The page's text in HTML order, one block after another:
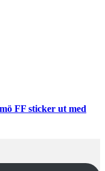
FF sticker ut med